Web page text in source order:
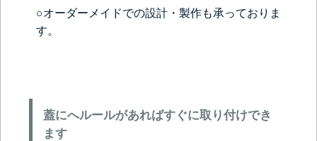
○オーダーメイドでの設計・製作も承っておりま
す。
蓋にへルールがあればすぐに取り付けでき
ます